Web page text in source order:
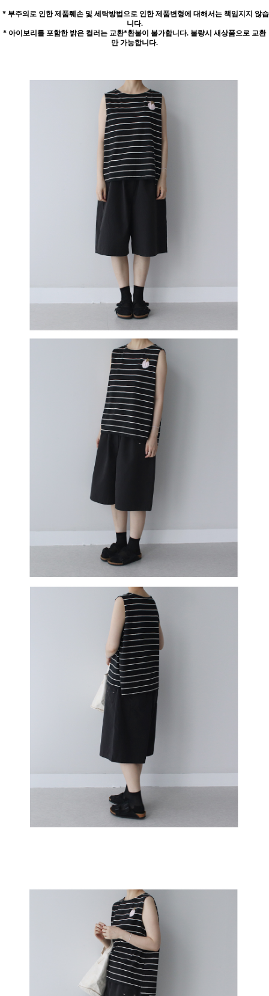
* 부주의로 인한 제품훼손 및 세탁방법으로 인한 제품변형에 대해서는 책임지지 않습
니다.
* 아이보리를 포함한 밝은 컬러는 교환*환불이 불가합니다. 불량시 새상품으로 교환
만 가능합니다.